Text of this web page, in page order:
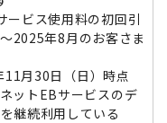
ビス使用料の初回引
2025年8月のお客さま
11月30日（日）時点
ットEBサービスのデ
継続利用している